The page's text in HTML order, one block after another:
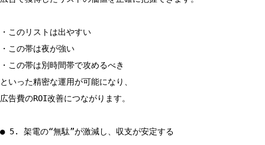
・このリストは出やすい
・この帯は夜が強い
・この帯は別時間帯で攻めるべき
といった精密な運用が可能になり、
広告費のROI改善につながります。
● 5. 架電の“無駄”が激減し、収支が安定する